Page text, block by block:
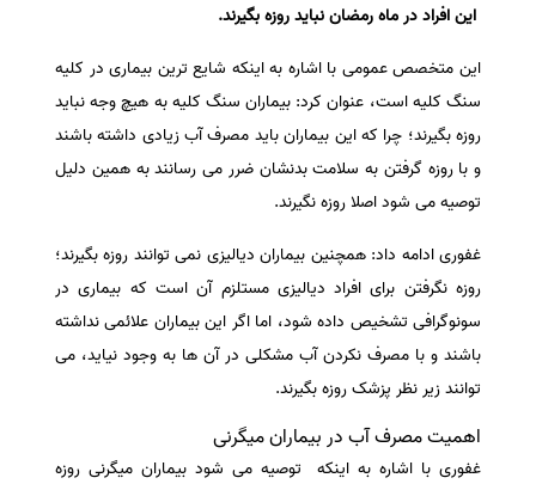
این افراد در ماه رمضان نباید روزه بگیرند.
این متخصص عمومی با اشاره به اینکه شایع ترین بیماری در کلیه
سنگ کلیه است، عنوان کرد: بیماران سنگ کلیه به هیچ وجه نباید
روزه بگیرند؛ چرا که این بیماران باید مصرف آب زیادی داشته باشند
و با روزه گرفتن به سلامت بدنشان ضرر می رسانند به همین دلیل
توصیه می شود اصلا روزه نگیرند.
غفوری ادامه داد: همچنین بیماران دیالیزی نمی توانند روزه بگیرند؛
روزه نگرفتن برای افراد دیالیزی مستلزم آن است که بیماری در
سونوگرافی تشخیص داده شود، اما اگر این بیماران علائمی نداشته
باشند و با مصرف نکردن آب مشکلی در آن ها به وجود نیاید، می
توانند زیر نظر پزشک روزه بگیرند.
اهمیت مصرف آب در بیماران میگرنی
غفوری با اشاره به اینکه توصیه می شود بیماران میگرنی روزه